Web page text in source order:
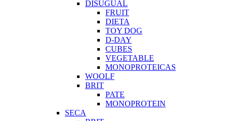
DISUGUAL
FRUIT
DIETA
TOY DOG
D-DAY
CUBES
VEGETABLE
MONOPROTEICAS
WOOLF
BRIT
PATE
MONOPROTEIN
SECA